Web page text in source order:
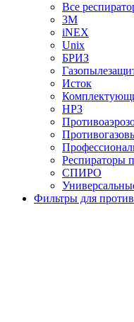
Все
3М
iNEX
Unix
БРИЗ
Исток
НРЗ
Респираторы
СПИРО
Фильтры для